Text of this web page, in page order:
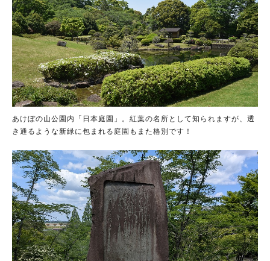
あけぼの山公園内「日本庭園」。紅葉の名所として知られますが、透
き通るような新緑に包まれる庭園もまた格別です！